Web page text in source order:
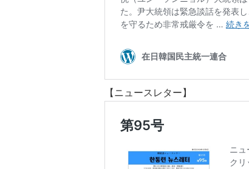
【ニュースレター】